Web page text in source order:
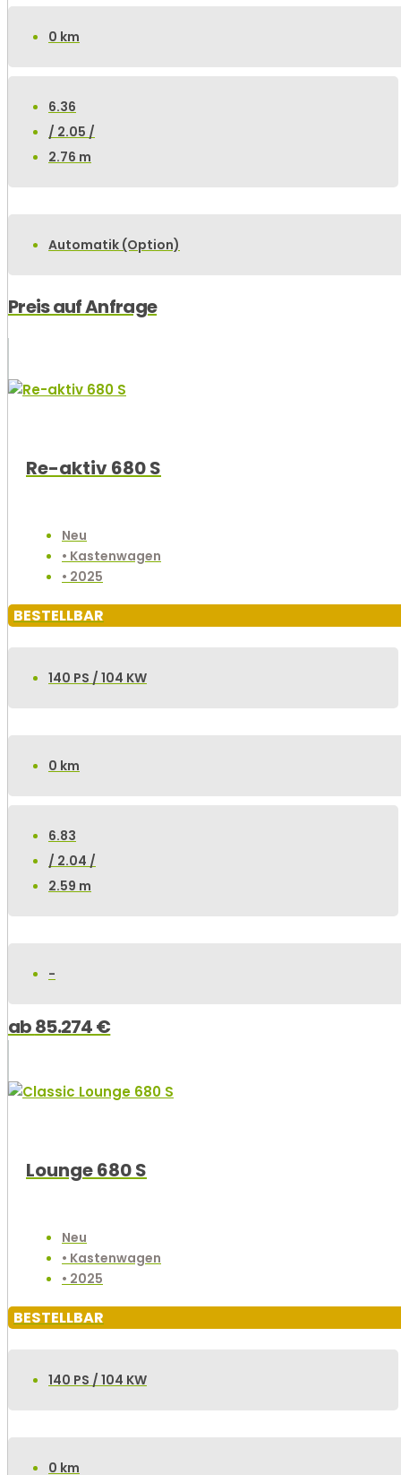
0 km
6.36
/ 2.05 /
2.76 m
Automatik (Option)
Preis auf Anfrage
Re-aktiv 680 S
Neu
• Kastenwagen
• 2025
BESTELLBAR
140 PS / 104 KW
0 km
6.83
/ 2.04 /
2.59 m
-
ab85.274€
Lounge 680 S
Neu
• Kastenwagen
• 2025
BESTELLBAR
140 PS / 104 KW
0 km